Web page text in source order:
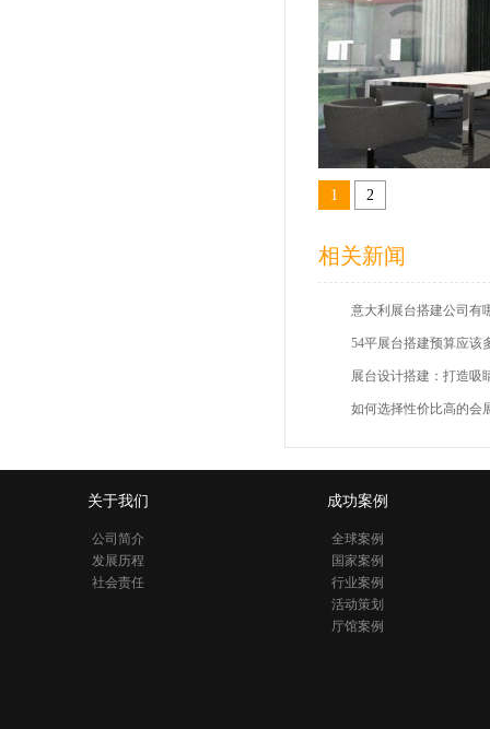
1 2
相关新闻
展台设计搭建：打造吸
如何选择性价比高的会
关于我们
公司简介
发展历程
社会责任
成功案例
全球案例
国家案例
行业案例
活动策划
厅馆案例